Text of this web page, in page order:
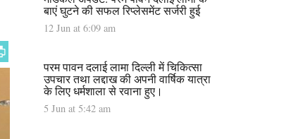
बाएं घुटने की सफल रिप्लेसमेंट सर्जरी हुई
12 Jun at 6:09 am
परम पावन दलाई लामा दिल्ली में चिकित्सा
उपचार तथा लद्दाख की अपनी वार्षिक यात्रा
के लिए धर्मशाला से रवाना हुए।
5 Jun at 5:42 am